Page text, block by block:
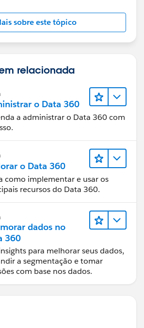
sobre este tópico
relacionada
o Data 360
a administrar o Data 360 com
o Data 360
como implementar e usar os
recursos do Data 360.
dados no
360
para melhorar seus dados,
a segmentação e tomar
com base nos dados.